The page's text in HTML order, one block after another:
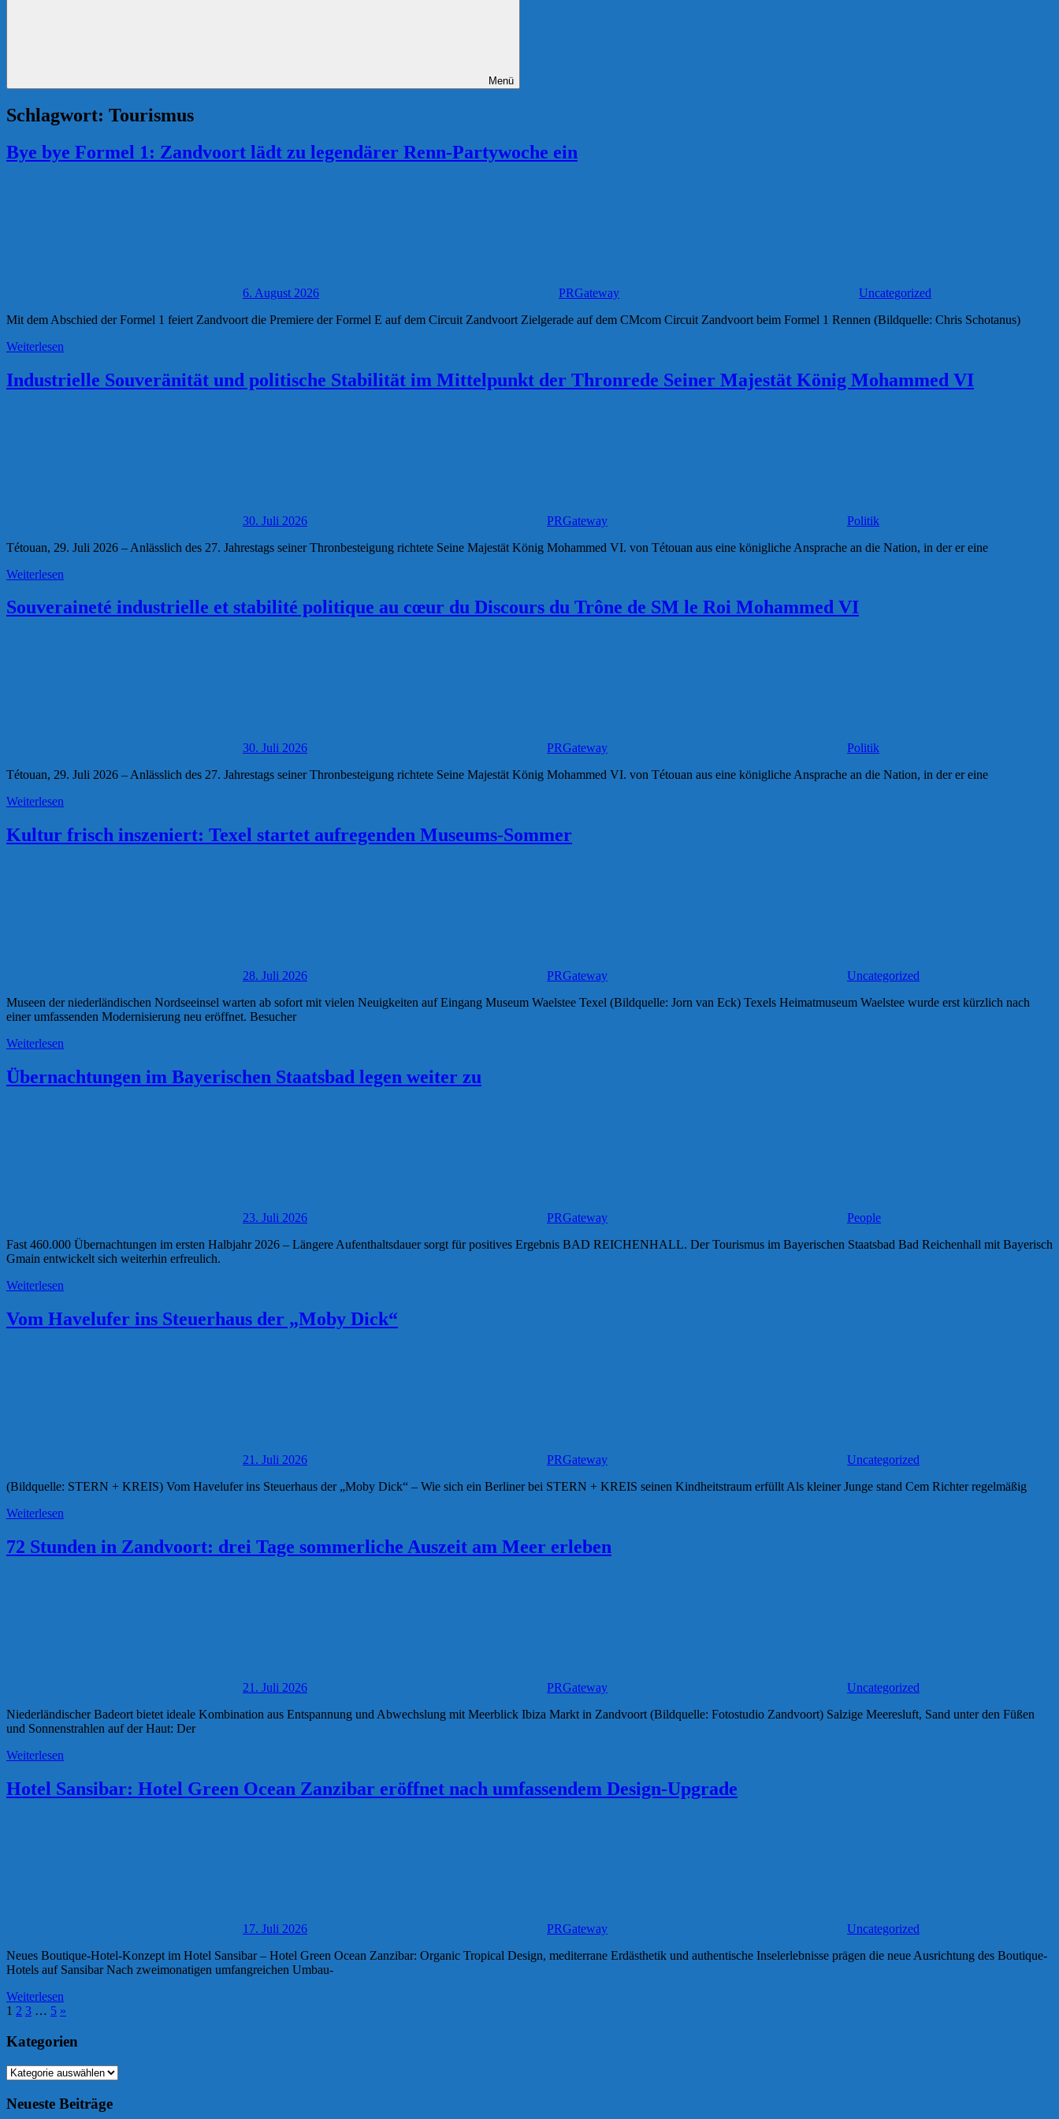
Menü
Schlagwort: Tourismus
Bye bye Formel 1: Zandvoort lädt zu legendärer Renn-Partywoche ein
6. August 2026 PRGateway
Uncategorized
Mit dem Abschied der Formel 1 feiert Zandvoort die Premiere der Formel E auf dem Circuit Zandvoort Zielgerade auf dem CMcom Circuit Zandvoort beim Formel 1 Rennen (Bildquelle: Chris Schotanus)
Weiterlesen
Industrielle Souveränität und politische Stabilität im Mittelpunkt der Thronrede Seiner Majestät König Mohammed VI
30. Juli 2026 PRGateway
Politik
Tétouan, 29. Juli 2026 – Anlässlich des 27. Jahrestags seiner Thronbesteigung richtete Seine Majestät König Mohammed VI. von Tétouan aus eine königliche Ansprache an die Nation, in der er eine
Weiterlesen
Souveraineté industrielle et stabilité politique au cœur du Discours du Trône de SM le Roi Mohammed VI
30. Juli 2026 PRGateway
Politik
Tétouan, 29. Juli 2026 – Anlässlich des 27. Jahrestags seiner Thronbesteigung richtete Seine Majestät König Mohammed VI. von Tétouan aus eine königliche Ansprache an die Nation, in der er eine
Weiterlesen
Kultur frisch inszeniert: Texel startet aufregenden Museums-Sommer
28. Juli 2026 PRGateway
Uncategorized
Museen der niederländischen Nordseeinsel warten ab sofort mit vielen Neuigkeiten auf Eingang Museum Waelstee Texel (Bildquelle: Jorn van Eck) Texels Heimatmuseum Waelstee wurde erst kürzlich nach
einer umfassenden Modernisierung neu eröffnet. Besucher
Weiterlesen
Übernachtungen im Bayerischen Staatsbad legen weiter zu
23. Juli 2026 PRGateway
People
Fast 460.000 Übernachtungen im ersten Halbjahr 2026 – Längere Aufenthaltsdauer sorgt für positives Ergebnis BAD REICHENHALL. Der Tourismus im Bayerischen Staatsbad Bad Reichenhall mit Bayerisch
Gmain entwickelt sich weiterhin erfreulich.
Weiterlesen
Vom Havelufer ins Steuerhaus der „Moby Dick“
21. Juli 2026 PRGateway
Uncategorized
(Bildquelle: STERN + KREIS) Vom Havelufer ins Steuerhaus der „Moby Dick“ – Wie sich ein Berliner bei STERN + KREIS seinen Kindheitstraum erfüllt Als kleiner Junge stand Cem Richter regelmäßig
Weiterlesen
72 Stunden in Zandvoort: drei Tage sommerliche Auszeit am Meer erleben
21. Juli 2026 PRGateway
Uncategorized
Niederländischer Badeort bietet ideale Kombination aus Entspannung und Abwechslung mit Meerblick Ibiza Markt in Zandvoort (Bildquelle: Fotostudio Zandvoort) Salzige Meeresluft, Sand unter den Füßen
und Sonnenstrahlen auf der Haut: Der
Weiterlesen
Hotel Sansibar: Hotel Green Ocean Zanzibar eröffnet nach umfassendem Design-Upgrade
17. Juli 2026 PRGateway
Uncategorized
Neues Boutique-Hotel-Konzept im Hotel Sansibar – Hotel Green Ocean Zanzibar: Organic Tropical Design, mediterrane Erdästhetik und authentische Inselerlebnisse prägen die neue Ausrichtung des Boutique-
Hotels auf Sansibar Nach zweimonatigen umfangreichen Umbau-
Weiterlesen
Seitennummerierung
der
Beiträge
1 2 3 … 5 Nächste
»
Kategorien
Kategorien
Neueste Beiträge